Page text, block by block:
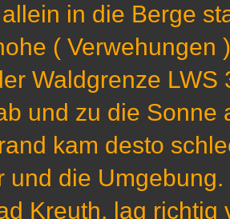
in die Berge
( Verwehungen
Waldgrenze
und zu die Sonne
kam desto
und die
Kreuth, lag